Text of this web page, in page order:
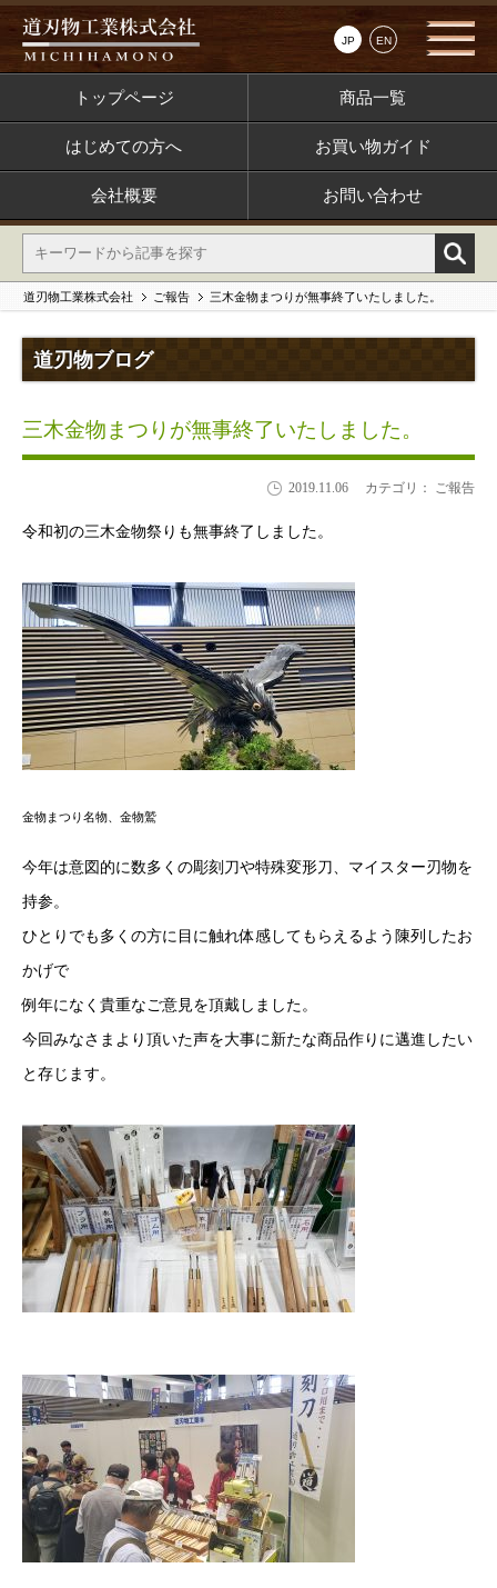
JP EN
トップページ 商品一覧
はじめての方へ お買い物ガイド
会社概要 お問い合わせ
道刃物工業株式会社 ご報告 三木金物まつりが無事終了いたしました。
道刃物ブログ
三木金物まつりが無事終了いたしました。
2019.11.06 カテゴリ： ご報告
令和初の三木金物祭りも無事終了しました。
金物まつり名物、金物鷲
今年は意図的に数多くの彫刻刀や特殊変形刀、マイスター刃物を
持参。
ひとりでも多くの方に目に触れ体感してもらえるよう陳列したお
かげで
例年になく貴重なご意見を頂戴しました。
今回みなさまより頂いた声を大事に新たな商品作りに邁進したい
と存じます。